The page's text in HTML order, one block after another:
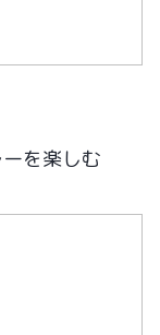
を楽しむ